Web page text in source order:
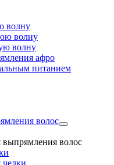
волну
волну
волну
афро
питанием
волос
волос